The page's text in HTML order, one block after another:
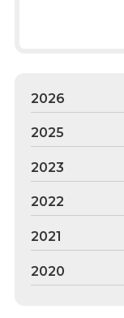
2026
2025
2023
2022
2021
2020